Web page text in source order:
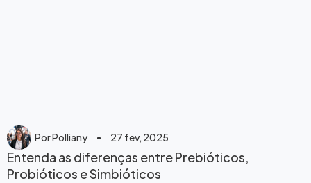
PorPolliany 27 fev, 2025
Entenda as diferenças entre Prebióticos,
Probióticos e Simbióticos